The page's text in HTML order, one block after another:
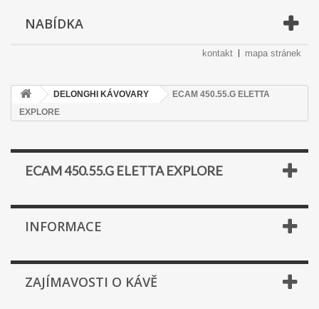
NABÍDKA
kontakt mapa stránek
DELONGHI KÁVOVARY
ECAM 450.55.G ELETTA
EXPLORE
ECAM 450.55.G ELETTA EXPLORE
INFORMACE
ZAJÍMAVOSTI O KÁVĚ